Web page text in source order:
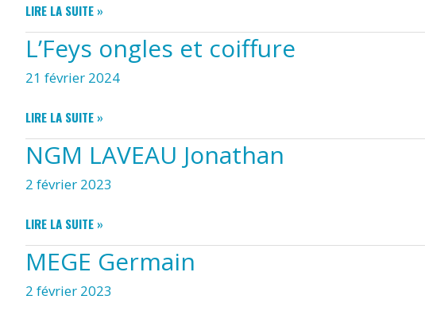
PIZZ’ARYA
LIRE LA SUITE »
L’Feys ongles et coiffure
21 février 2024
L’FEYS
ET
COIFFURE
LIRE LA SUITE »
NGM LAVEAU Jonathan
2 février 2023
NGM
LAVEAU
JONATHAN
LIRE LA SUITE »
MEGE Germain
2 février 2023